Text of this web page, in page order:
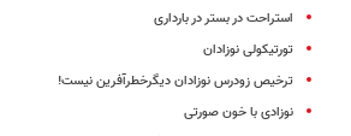
استراحت در بستر در بارداری
تورتیکولی نوزادان
ترخیص زودرس نوزادان دیگرخطرآفرین نیست!
نوزادی با خون صورتی